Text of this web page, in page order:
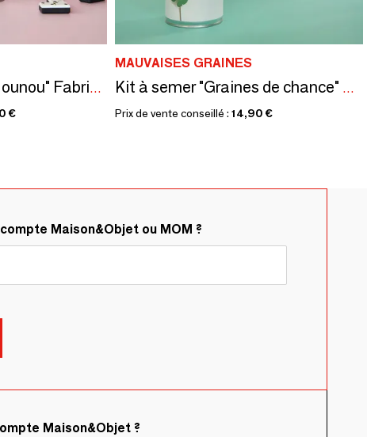
Kit à semer "Merci Nounou" Fabriqué en France
€
MAUVAISES GRAINES
Kit à semer "Graines de chance" Fabriqué en France
Prix de vente conseillé : 14,90 €
Maison&Objet ou MOM ?
Maison&Objet ?